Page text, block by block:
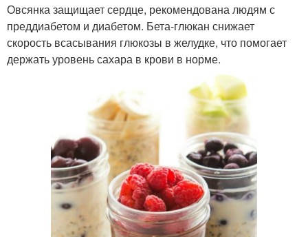
Овсянка защищает сердце, рекомендована людям с
преддиабетом и диабетом. Бета-глюкан снижает
скорость всасывания глюкозы в желудке, что помогает
держать уровень сахара в крови в норме.